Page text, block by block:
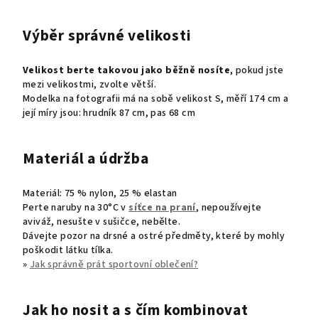
Výběr správné velikosti
Velikost berte takovou jako běžně nosíte, pokud jste
mezi velikostmi, zvolte větší.
Modelka na fotografii má na sobě velikost S, měří 174 cm a
její míry jsou: hrudník 87 cm, pas 68 cm
Materiál a údržba
Materiál: 75 % nylon, 25 % elastan
Perte naruby na 30°C vsíťce na praní, nepoužívejte
aviváž, nesušte v sušičce, nebělte.
Dávejte pozor na drsné a ostré předměty, které by mohly
poškodit látku tílka.
»Jak správně prát sportovní oblečení?
Jak ho nosit a s čím kombinovat